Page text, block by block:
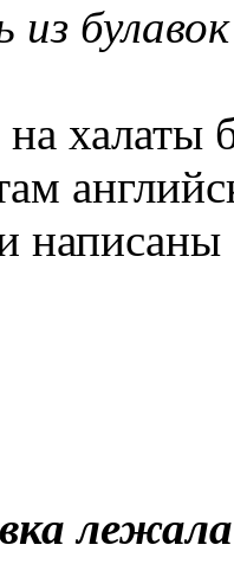
из булавок
халаты